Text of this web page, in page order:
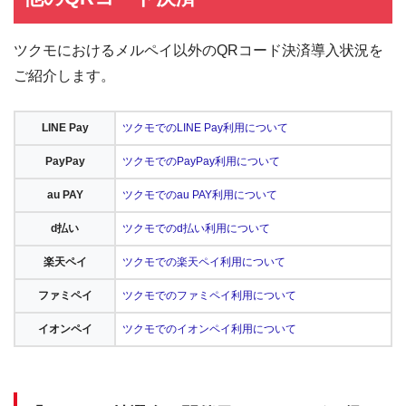
ツクモにおけるメルペイ以外のQRコード決済導入状況を
ご紹介します。
LINE Pay ツクモでのLINE Pay利用について
PayPay ツクモでのPayPay利用について
au PAY ツクモでのau PAY利用について
d払い ツクモでのd払い利用について
楽天ペイ ツクモでの楽天ペイ利用について
ファミペイ ツクモでのファミペイ利用について
イオンペイ ツクモでのイオンペイ利用について